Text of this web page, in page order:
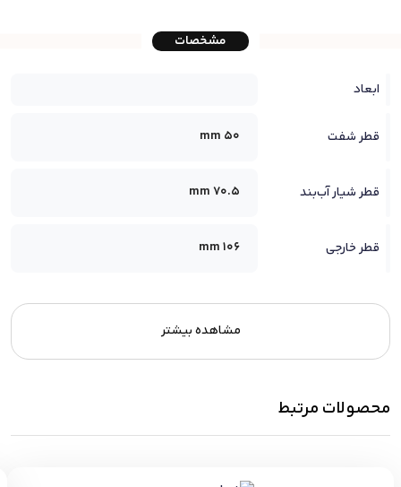
مشخصات
ابعاد
قطر شفت 50 mm
قطر شیار آب‌بند 70.5 mm
قطر خارجی 106 mm
مشاهده بیشتر
محصولات مرتبط